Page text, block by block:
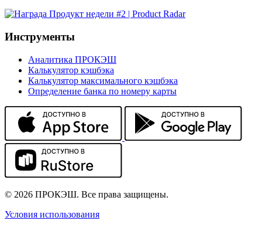
Инструменты
Аналитика ПРОКЭШ
Калькулятор кэшбэка
Калькулятор максимального кэшбэка
Определение банка по номеру карты
© 2026 ПРОКЭШ. Все права защищены.
Условия использования